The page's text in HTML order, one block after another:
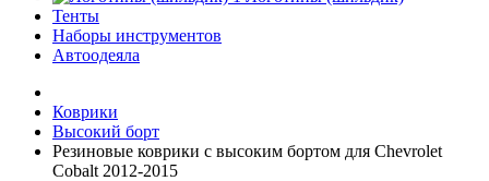
Тенты
Наборы инструментов
Автоодеяла
Коврики
Высокий борт
Резиновые коврики с высоким бортом для Chevrolet
Cobalt 2012-2015